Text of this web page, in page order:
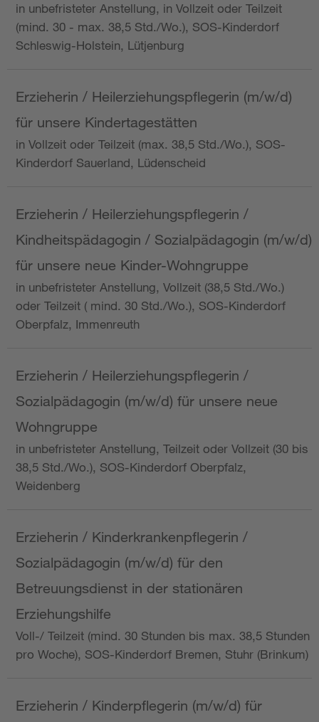
in unbefristeter Anstellung, in Vollzeit oder Teilzeit
(mind. 30 - max. 38,5 Std./Wo.), SOS-Kinderdorf
Schleswig-Holstein, Lütjenburg
Erzieherin / Heilerziehungspflegerin (m/w/d)
für unsere Kindertagestätten
in Vollzeit oder Teilzeit (max. 38,5 Std./Wo.), SOS-
Kinderdorf Sauerland, Lüdenscheid
Erzieherin / Heilerziehungspflegerin /
Kindheitspädagogin / Sozialpädagogin (m/w/d)
für unsere neue Kinder-Wohngruppe
in unbefristeter Anstellung, Vollzeit (38,5 Std./Wo.)
oder Teilzeit ( mind. 30 Std./Wo.), SOS-Kinderdorf
Oberpfalz, Immenreuth
Erzieherin / Heilerziehungspflegerin /
Sozialpädagogin (m/w/d) für unsere neue
Wohngruppe
in unbefristeter Anstellung, Teilzeit oder Vollzeit (30 bis
38,5 Std./Wo.), SOS-Kinderdorf Oberpfalz,
Weidenberg
Erzieherin / Kinderkrankenpflegerin /
Sozialpädagogin (m/w/d) für den
Betreuungsdienst in der stationären
Erziehungshilfe
Voll-/ Teilzeit (mind. 30 Stunden bis max. 38,5 Stunden
pro Woche), SOS-Kinderdorf Bremen, Stuhr (Brinkum)
Erzieherin / Kinderpflegerin (m/w/d) für